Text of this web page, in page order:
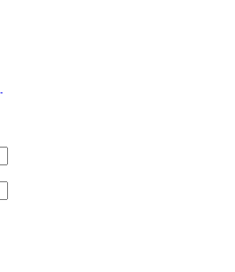
TERRAS DE VILA NOVA: FRADELOS
concursal